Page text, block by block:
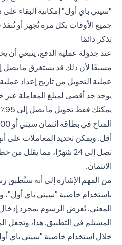
"سيتي باي أول" إمكانية البقاء
جميع الأوقات بكل مرة تُجهز أو تُنفذ
تذكر دائمًا
عند جدولة عملية الدفع، ينبغي أن
مسبقًا لأن ذلك قد يستغرق ما يصل
عملية التحويل من تاريخ إعداد
يوجد حد أقصى لمبلغ المعاملة
أقل. ويمكن تحديد المعاملات على
تصل إلى 24 شهرًا، مما
الائتمان.
من المهم الإشارة إلى أنه
باستخدام خاصية "سيتي باي أول"،
المعني. تُعرض الرسوم بمجرد إدخال
المستلم في التطبيق. هذا، وتجعل
خلال استخدام خاصية "سيتي باي